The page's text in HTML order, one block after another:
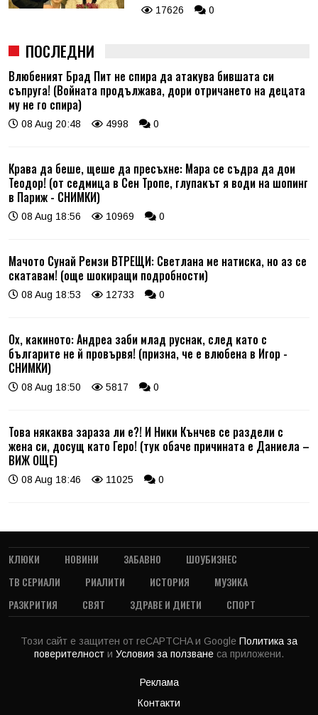
17626 0
ПОСЛЕДНИ
Влюбеният Брад Пит не спира да атакува бившата си
съпруга! (Войната продължава, дори отричането на децата
му не го спира)
08 Aug 20:48 4998 0
Крава да беше, щеше да пресъхне: Мара се съдра да дои
Теодор! (от седмица в Сен Тропе, глупакът я води на шопинг
в Париж - СНИМКИ)
08 Aug 18:56 10969 0
Мачото Сунай Ремзи ВТРЕЩИ: Светлана ме натиска, но аз се
скатавам! (още шокиращи подробности)
08 Aug 18:53 12733 0
Ох, какиното: Андреа заби млад руснак, след като с
българите не й провървя! (призна, че е влюбена в Игор -
СНИМКИ)
08 Aug 18:50 5817 0
Това някаква зараза ли е?! И Ники Кънчев се раздели с
жена си, досущ като Геро! (тук обаче причината е Даниела –
ВИЖ ОЩЕ)
08 Aug 18:46 11025 0
КЛЮКИ НОВИНИ ЗАБАВНО
ШОУБИЗНЕС
ТВ СЕРИАЛИ
РИАЛИТИ ИСТОРИЯ
МУЗИКА
РАЗКРИТИЯ
СВЯТ ЗДРАВЕ И ДИЕТИ СПОРТ
Този сайт е защитен от reCAPTCHA и Google Политика за
поверителност и Условия за ползване са приложени.
Реклама
Контакти